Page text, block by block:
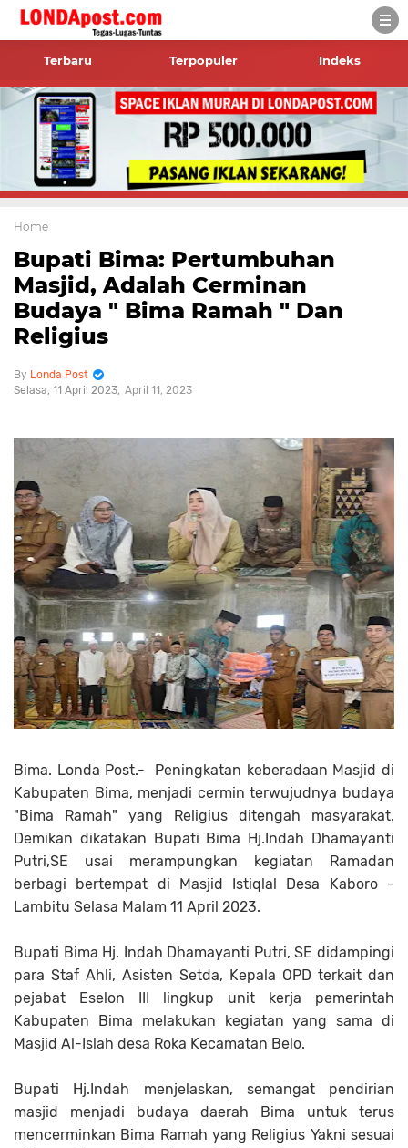
Terbaru Terpopuler Indeks
Home
Bupati Bima: Pertumbuhan
Masjid, Adalah Cerminan
Budaya " Bima Ramah " Dan
Religius
Londa Post
Selasa, 11 April 2023 April 11, 2023
Bima. Londa Post.- Peningkatan keberadaan Masjid di
Kabupaten Bima, menjadi cermin terwujudnya budaya
"Bima Ramah" yang Religius ditengah masyarakat.
Demikan dikatakan Bupati Bima Hj.Indah Dhamayanti
Putri,SE usai merampungkan kegiatan Ramadan
berbagi bertempat di Masjid Istiqlal Desa Kaboro -
Lambitu Selasa Malam 11 April 2023.
Bupati Bima Hj. Indah Dhamayanti Putri, SE didampingi
para Staf Ahli, Asisten Setda, Kepala OPD terkait dan
pejabat Eselon III lingkup unit kerja pemerintah
Kabupaten Bima melakukan kegiatan yang sama di
Masjid Al-Islah desa Roka Kecamatan Belo.
Bupati Hj.Indah menjelaskan, semangat pendirian
masjid menjadi budaya daerah Bima untuk terus
mencerminkan Bima Ramah yang Religius Yakni sesuai